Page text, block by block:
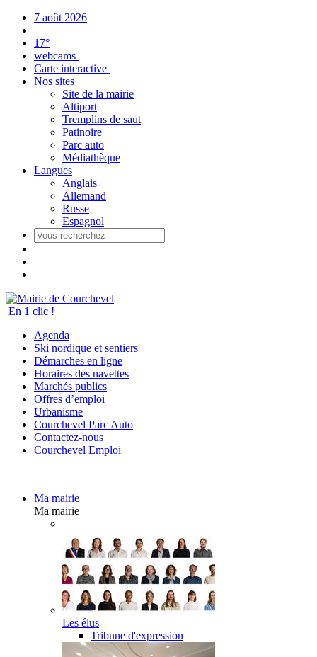
7 août 2026
17°
webcams
Carte interactive
Nos sites
Site de la mairie
Altiport
Tremplins de saut
Patinoire
Parc auto
Médiathèque
Langues
Anglais
Allemand
Russe
Espagnol
En 1 clic !
Agenda
Ski nordique et sentiers
Démarches en ligne
Horaires des navettes
Marchés publics
Offres d’emploi
Urbanisme
Courchevel Parc Auto
Contactez-nous
Courchevel Emploi
Ma mairie
Ma mairie
Les élus
Tribune d'expression